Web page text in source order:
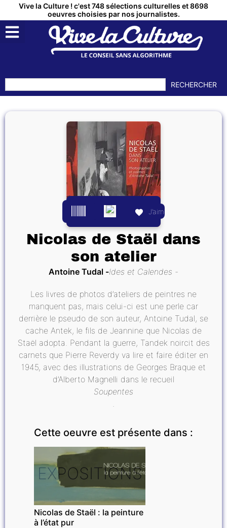
Vive la Culture ! c'est 748 sélections culturelles et 8698
oeuvres choisies par nos journalistes.
RECHERCHER
J’aime
Nicolas de Staël dans
son atelier
Antoine Tudal Ides et Calendes
Les livres de photos d’ateliers de peintres ne
manquent pas, mais celui-ci est une perle car
derrière le pseudo de son auteur, Antoine Tudal, se
cache Antek, le fils de Jeannine que Nicolas de
Staël adopta. Pendant la guerre, Tandek noircit des
carnets que Pierre Reverdy va lire et faire éditer en
1945, avec des illustrations de Georges Braque et
d’Alberto Magnelli dans le recueil
Soupentes
Cette oeuvre est présente dans :
EXPOSITIONS
Nicolas de Staël : la peinture
à l’état pur